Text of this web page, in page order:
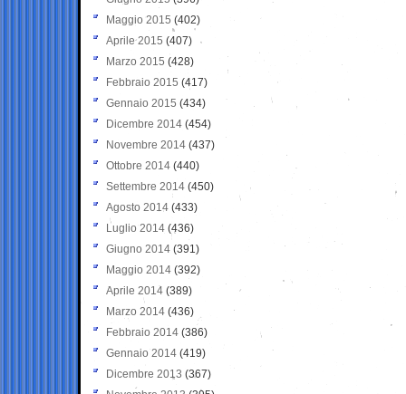
Maggio 2015 (402)
Aprile 2015 (407)
Marzo 2015 (428)
Febbraio 2015 (417)
Gennaio 2015 (434)
Dicembre 2014 (454)
Novembre 2014 (437)
Ottobre 2014 (440)
Settembre 2014 (450)
Agosto 2014 (433)
Luglio 2014 (436)
Giugno 2014 (391)
Maggio 2014 (392)
Aprile 2014 (389)
Marzo 2014 (436)
Febbraio 2014 (386)
Gennaio 2014 (419)
Dicembre 2013 (367)